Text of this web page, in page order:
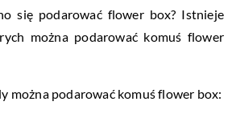
się podarować flower box? Istnieje
można podarować komuś flower
można podarować komuś flower box: